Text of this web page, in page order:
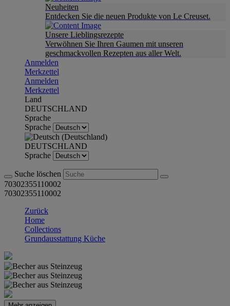
Neuheiten
Entdecken Sie die neuen Produkte von Le Creuset.
Unsere Lieblingsrezepte
Verwöhnen Sie Ihren Gaumen mit unseren
geschmackvollen Rezepten aus aller Welt.
Anmelden
Merkzettel
Anmelden
Merkzettel
Land
DEUTSCHLAND
Sprache
Sprache
DEUTSCHLAND
Sprache
Suche löschen
70302355110002
70302355110002
Zurück
Home
Collections
Grundausstattung Küche